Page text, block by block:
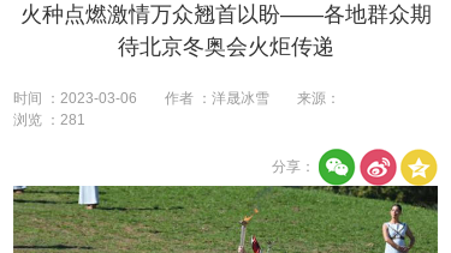
火种点燃激情万众翘首以盼——各地群众期
待北京冬奥会火炬传递
时间 ：2023-03-06 作者 ：洋晟冰雪
来源：
浏览 ：281
分享：